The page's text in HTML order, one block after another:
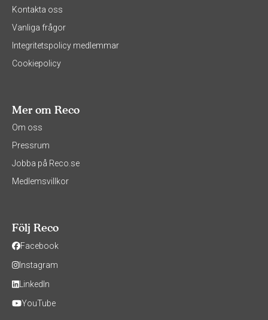
Kontakta oss
Vanliga frågor
Integritetspolicy medlemmar
Cookiepolicy
Mer om Reco
Om oss
Pressrum
Jobba på Reco.se
Medlemsvillkor
Följ Reco
Facebook
Instagram
LinkedIn
YouTube